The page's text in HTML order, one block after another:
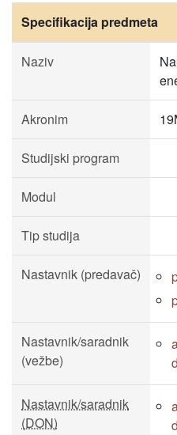
Specifikacija predmeta
Naziv
Akronim
Studijski program
Modul
Tip studija
Nastavnik (predavač)
Nastavnik/saradnik
(vežbe)
Nastavnik/saradnik
(DON)